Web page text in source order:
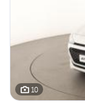
10